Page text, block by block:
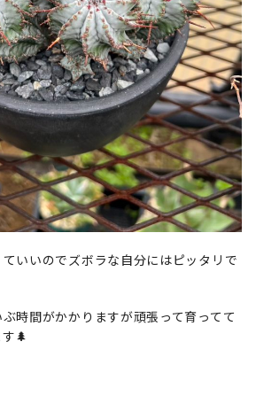
いいのでズボラな自分にはピッタリで
時間がかかりますが頑張って育ってて
🌲